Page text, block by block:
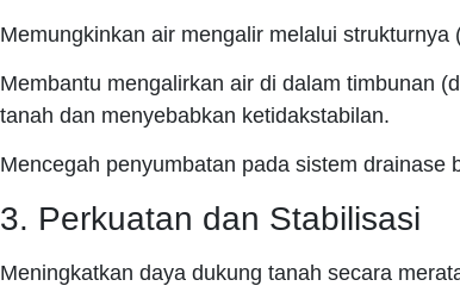
Memungkinkan air mengalir melalui
Membantu mengalirkan air di dalam timbunan
tanah dan menyebabkan ketidakstabilan.
Mencegah penyumbatan pada sistem drainase
3. Perkuatan dan Stabilisasi
Meningkatkan daya dukung tanah secara